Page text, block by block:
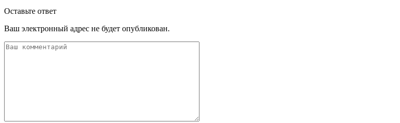
Оставьте ответ
Ваш электронный адрес не будет опубликован.